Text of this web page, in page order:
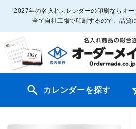
2027年の名入れカレンダーの印刷ならオ
全て自社工場で印刷するので、品質
カレンダーを探す